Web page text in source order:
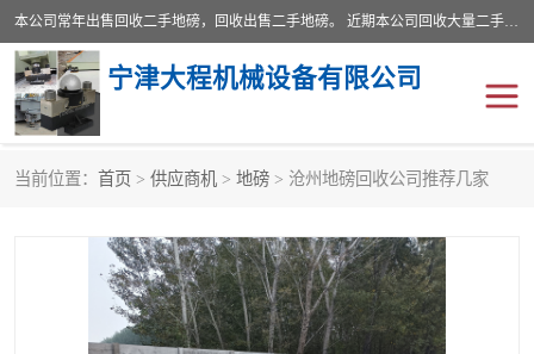
本公司常年出售回收二手地磅，回收出售二手地磅。 近期本公司回收大量二手地磅，型号齐全，宽度从2米到3.5米，长度5米到25米，承重吨位从10到200吨，成色7—9成新。 ? 使用年限6个月至2年，产品来源于个人闲置品，工矿企业停用品，因小换大而来。 精准度和新的一样， 二手地磅是内行人的选择，打个电话就省钱朋友您好等什么
宁津大程机械设备有限公司
当前位置： 首页 > 供应商机 > 地磅 > 沧州地磅回收公司推荐几家
地磅传感器 废纸打包机
食品烘干机